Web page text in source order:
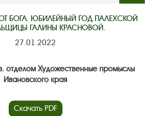
БОГА. ЮБИЛЕЙНЫЙ ГОД ПАЛЕХСКОЙ
ГАЛИНЫ КРАСНОВОЙ.
27.01.2022
отделом Художественные промыслы
Ивановского края
Скачать PDF